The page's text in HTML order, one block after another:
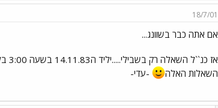
18/7/01
אם אתה כבר בשוונג...
השאלות האלה
-עדי-